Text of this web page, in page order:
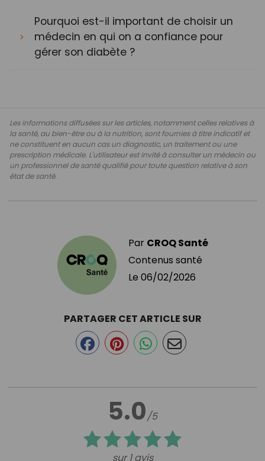
Pourquoi est-il important de choisir un
médecin en qui on a confiance pour
gérer son diabète ?
Les informations diffusées sur les articles, notamment celles relatives à
la santé, au bien-être ou à la nutrition, sont fournies à titre indicatif et
ne constituent en aucun cas un diagnostic, un traitement ou une
prescription médicale. L'utilisateur est invité à consulter un médecin ou
un professionnel de santé qualifié pour toute question relative à son
état de santé.
Par CROQ Santé
Contenus santé
Le 06/02/2026
5.0/5
sur 1 avis
PARTAGER CET ARTICLE SUR